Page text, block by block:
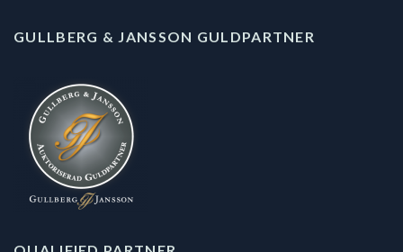
GULLBERG & JANSSON GULDPARTNER